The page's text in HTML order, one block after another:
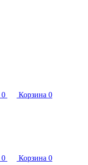
0 Корзина 0
0 Корзина 0